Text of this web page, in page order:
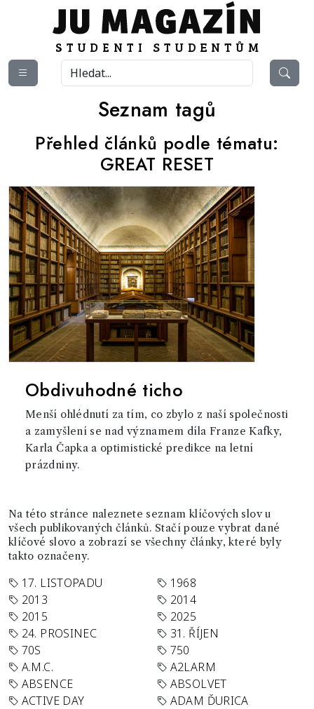
Seznam tagů
Přehled článků podle tématu:
GREAT RESET
Obdivuhodné ticho
Menší ohlédnutí za tím, co zbylo z naší společnosti
a zamyšlení se nad významem díla Franze Kafky,
Karla Čapka a optimistické predikce na letní
prázdniny.
Na této stránce naleznete seznam klíčových slov u
všech publikovaných článků. Stačí pouze vybrat dané
klíčové slovo a zobrazí se všechny články, které byly
takto označeny.
17. LISTOPADU
1968
2013
2014
2015
2025
24. PROSINEC
31. ŘÍJEN
70S
750
A.M.C.
A2LARM
ABSENCE
ABSOLVET
ACTIVE DAY
ADAM ĎURICA